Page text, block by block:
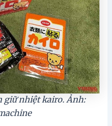
giữ nhiệt kairo. Ảnh: